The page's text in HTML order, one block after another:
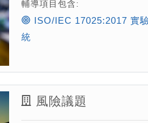
輔導項目包含:
ISO/IEC 17025:2017 實
統
風險議題